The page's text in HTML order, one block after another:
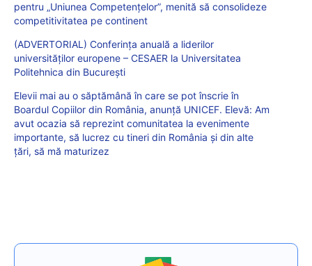
pentru „Uniunea Competențelor”, menită să consolideze
competitivitatea pe continent
(ADVERTORIAL) Conferința anuală a liderilor
universităților europene – CESAER la Universitatea
Politehnica din București
Elevii mai au o săptămână în care se pot înscrie în
Boardul Copiilor din România, anunță UNICEF. Elevă: Am
avut ocazia să reprezint comunitatea la evenimente
importante, să lucrez cu tineri din România și din alte
țări, să mă maturizez